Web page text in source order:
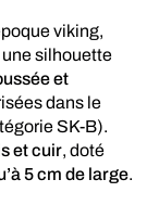
viking,
une silhouette
et
dans le
SK-B).
et cuir, doté
5 cm de large.